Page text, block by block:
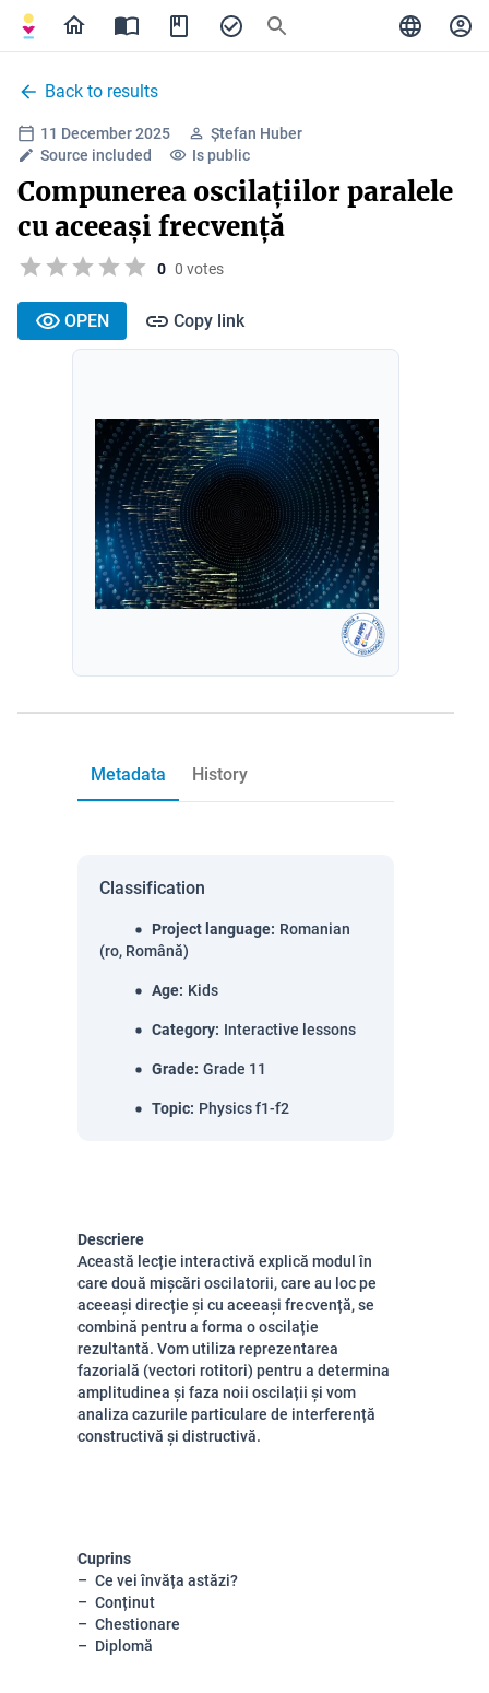
Back to results
11 December 2025
Ștefan Huber
Source included
Is public
Compunerea oscilațiilor paralele
cu aceeași frecvență
0 0 votes
OPEN Copy link
Metadata History
Classification
Project language: Romanian
(ro, Română)
Age: Kids
Category: Interactive lessons
Grade: Grade 11
Topic: Physics f1-f2
Descriere
Această lecție interactivă explică modul în
care două mișcări oscilatorii, care au loc pe
aceeași direcție și cu aceeași frecvență, se
combină pentru a forma o oscilație
rezultantă. Vom utiliza reprezentarea
fazorială (vectori rotitori) pentru a determina
amplitudinea și faza noii oscilații și vom
analiza cazurile particulare de interferență
constructivă și distructivă.
Cuprins
Ce vei învăța astăzi?
Conținut
Chestionare
Diplomă